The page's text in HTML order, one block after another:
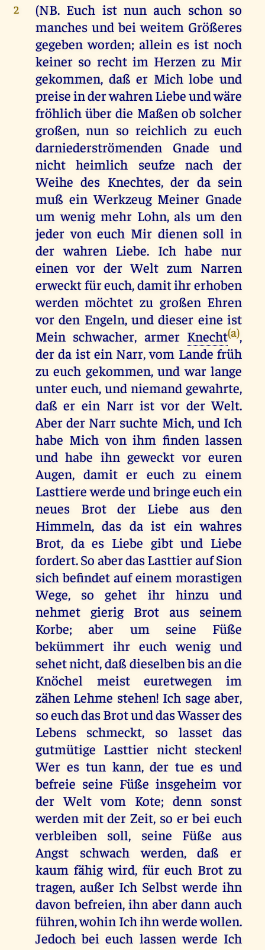
2
(NB. Euch ist nun auch schon so
manches und bei weitem Größeres
gegeben worden; allein es ist noch
keiner so recht im Herzen zu Mir
gekommen, daß er Mich lobe und
preise in der wahren Liebe und wäre
fröhlich über die Maßen ob solcher
großen, nun so reichlich zu euch
darniederströmenden Gnade und
nicht heimlich seufze nach der
Weihe des Knechtes, der da sein
muß ein Werkzeug Meiner Gnade
um wenig mehr Lohn, als um den
jeder von euch Mir dienen soll in
der wahren Liebe. Ich habe nur
einen vor der Welt zum Narren
erweckt für euch, damit ihr erhoben
werden möchtet zu großen Ehren
vor den Engeln, und dieser eine ist
Mein schwacher, armer Knecht(a),
der da ist ein Narr, vom Lande früh
zu euch gekommen, und war lange
unter euch, und niemand gewahrte,
daß er ein Narr ist vor der Welt.
Aber der Narr suchte Mich, und Ich
habe Mich von ihm finden lassen
und habe ihn geweckt vor euren
Augen, damit er euch zu einem
Lasttiere werde und bringe euch ein
neues Brot der Liebe aus den
Himmeln, das da ist ein wahres
Brot, da es Liebe gibt und Liebe
fordert. So aber das Lasttier auf Sion
sich befindet auf einem morastigen
Wege, so gehet ihr hinzu und
nehmet gierig Brot aus seinem
Korbe; aber um seine Füße
bekümmert ihr euch wenig und
sehet nicht, daß dieselben bis an die
Knöchel meist euretwegen im
zähen Lehme stehen! Ich sage aber,
so euch das Brot und das Wasser des
Lebens schmeckt, so lasset das
gutmütige Lasttier nicht stecken!
Wer es tun kann, der tue es und
befreie seine Füße insgeheim vor
der Welt vom Kote; denn sonst
werden mit der Zeit, so er bei euch
verbleiben soll, seine Füße aus
Angst schwach werden, daß er
kaum fähig wird, für euch Brot zu
tragen, außer Ich Selbst werde ihn
davon befreien, ihn aber dann auch
führen, wohin Ich ihn werde wollen.
Jedoch bei euch lassen werde Ich